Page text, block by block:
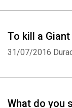
To kill a Giant
31/07/2016
What do you